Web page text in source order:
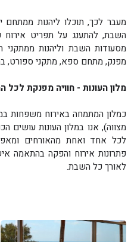
מעבר לכך, תוכלו ליהנות ממתחם
השבת, להתענג על תפריט אירוח
מסעודות השבת וליהנות ממתקני
מפנק, מתחם ספא, מתקני ספורט,
מלון העונות - חוויה מפנקת
כמלון המתמחה באירוח משפחות
מצווה), אנו במלון העונות עושים
לכל אחד ואחת מהאורחים
פתרונות אירוח והפקה בהתאמה
לאורך כל השבת.